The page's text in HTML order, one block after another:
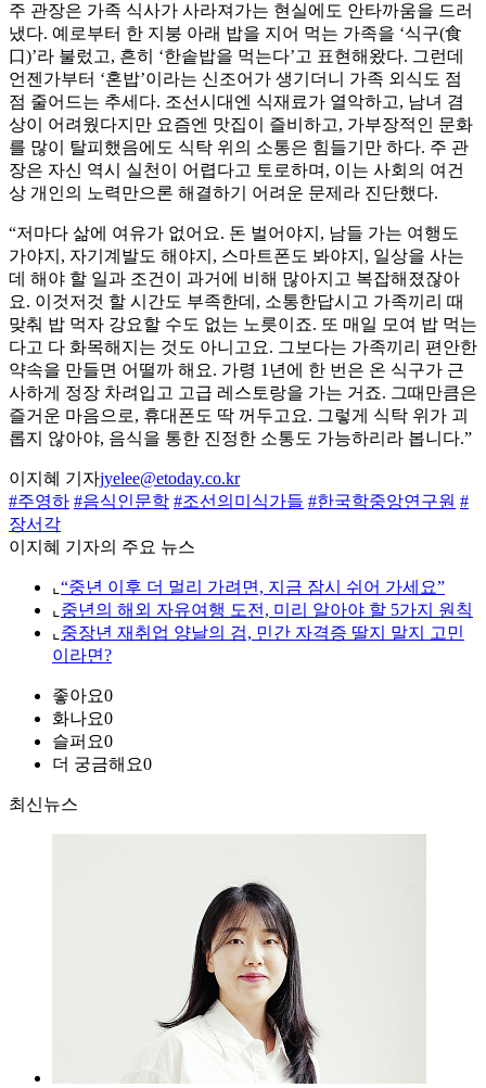
주 관장은 가족 식사가 사라져가는 현실에도 안타까움을 드러
냈다. 예로부터 한 지붕 아래 밥을 지어 먹는 가족을 ‘식구(食
口)’라 불렀고, 흔히 ‘한솥밥을 먹는다’고 표현해왔다. 그런데
언젠가부터 ‘혼밥’이라는 신조어가 생기더니 가족 외식도 점
점 줄어드는 추세다. 조선시대엔 식재료가 열악하고, 남녀 겸
상이 어려웠다지만 요즘엔 맛집이 즐비하고, 가부장적인 문화
를 많이 탈피했음에도 식탁 위의 소통은 힘들기만 하다. 주 관
장은 자신 역시 실천이 어렵다고 토로하며, 이는 사회의 여건
상 개인의 노력만으론 해결하기 어려운 문제라 진단했다.
“저마다 삶에 여유가 없어요. 돈 벌어야지, 남들 가는 여행도
가야지, 자기계발도 해야지, 스마트폰도 봐야지, 일상을 사는
데 해야 할 일과 조건이 과거에 비해 많아지고 복잡해졌잖아
요. 이것저것 할 시간도 부족한데, 소통한답시고 가족끼리 때
맞춰 밥 먹자 강요할 수도 없는 노릇이죠. 또 매일 모여 밥 먹는
다고 다 화목해지는 것도 아니고요. 그보다는 가족끼리 편안한
약속을 만들면 어떨까 해요. 가령 1년에 한 번은 온 식구가 근
사하게 정장 차려입고 고급 레스토랑을 가는 거죠. 그때만큼은
즐거운 마음으로, 휴대폰도 딱 꺼두고요. 그렇게 식탁 위가 괴
롭지 않아야, 음식을 통한 진정한 소통도 가능하리라 봅니다.”
이지혜 기자jyelee@etoday.co.kr
#주영하 #음식인문학 #조선의미식가들 #한국학중앙연구원 #
장서각
이지혜 기자의 주요 뉴스
⌞ “중년 이후 더 멀리 가려면, 지금 잠시 쉬어 가세요”
⌞ 중년의 해외 자유여행 도전, 미리 알아야 할 5가지 원칙
⌞ 중장년 재취업 양날의 검, 민간 자격증 딸지 말지 고민
이라면?
좋아요0
화나요0
슬퍼요0
더 궁금해요0
최신뉴스